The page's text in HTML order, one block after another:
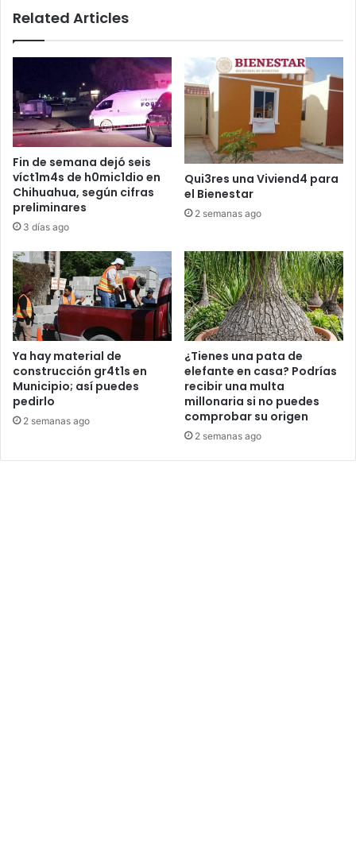
Related Articles
Fin de semana dejó seis
víct1m4s de h0mic1dio en
Chihuahua, según cifras
preliminares
3 días ago
Qui3res una Viviend4 para
el Bienestar
2 semanas ago
Ya hay material de
construcción gr4t1s en
Municipio; así puedes
pedirlo
2 semanas ago
¿Tienes una pata de
elefante en casa? Podrías
recibir una multa
millonaria si no puedes
comprobar su origen
2 semanas ago